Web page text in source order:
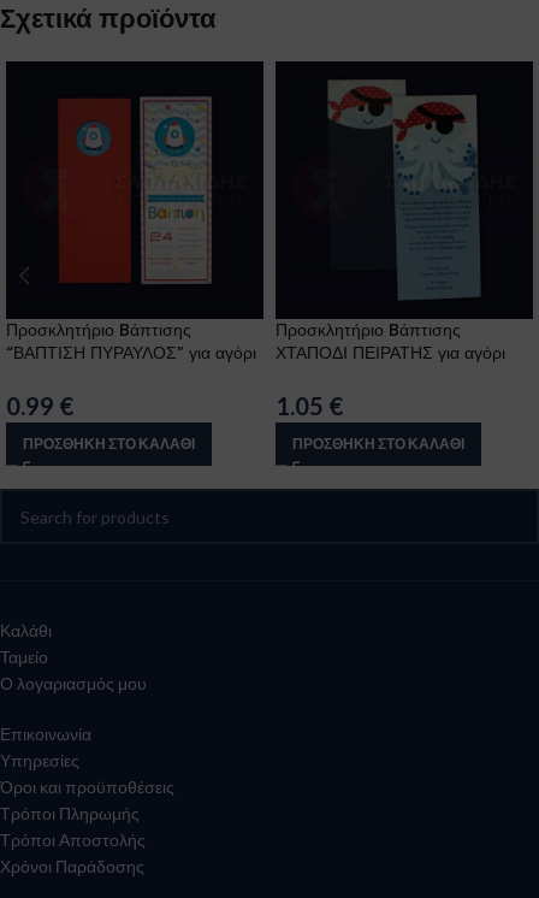
Σχετικά προϊόντα
Προσκλητήριο Bάπτισης
“ΒΑΠΤΙΣΗ ΠΥΡΑΥΛΟΣ” για αγόρι
0.99 €
ΠΡΟΣΘΉΚΗ ΣΤΟ ΚΑΛΆΘΙ
Προσκλητήριο Bάπτισης
ΧΤΑΠΟΔΙ ΠΕΙΡΑΤΗΣ για αγόρι
1.05 €
ΠΡΟΣΘΉΚΗ ΣΤΟ ΚΑΛΆΘΙ
Καλάθι
Ταμείο
Ο λογαριασμός μου
Επικοινωνία
Υπηρεσίες
Όροι και προϋποθέσεις
Τρόποι Πληρωμής
Τρόποι Αποστολής
Χρόνοι Παράδοσης